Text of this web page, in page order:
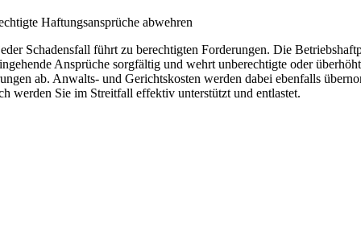
Haftungsansprüche abwehren
Schadensfall führt zu berechtigten Forderungen. Die
Ansprüche sorgfältig und wehrt unberechtigte oder
ab. Anwalts- und Gerichtskosten werden dabei ebenfalls
werden Sie im Streitfall effektiv unterstützt und entlastet.